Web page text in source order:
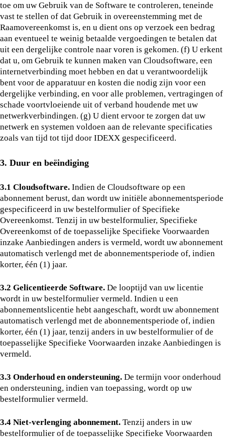
toe om uw Gebruik van de Software te controleren, teneinde
vast te stellen of dat Gebruik in overeenstemming met de
Raamovereenkomst is, en u dient ons op verzoek een bedrag
aan eventueel te weinig betaalde vergoedingen te betalen dat
uit een dergelijke controle naar voren is gekomen. (f) U erkent
dat u, om Gebruik te kunnen maken van Cloudsoftware, een
internetverbinding moet hebben en dat u verantwoordelijk
bent voor de apparatuur en kosten die nodig zijn voor een
dergelijke verbinding, en voor alle problemen, vertragingen of
schade voortvloeiende uit of verband houdende met uw
netwerkverbindingen. (g) U dient ervoor te zorgen dat uw
netwerk en systemen voldoen aan de relevante specificaties
zoals van tijd tot tijd door IDEXX gespecificeerd.
3. Duur en beëindiging
3.1 Cloudsoftware. Indien de Cloudsoftware op een
abonnement berust, dan wordt uw initiële abonnementsperiode
gespecificeerd in uw bestelformulier of Specifieke
Overeenkomst. Tenzij in uw bestelformulier, Specifieke
Overeenkomst of de toepasselijke Specifieke Voorwaarden
inzake Aanbiedingen anders is vermeld, wordt uw abonnement
automatisch verlengd met de abonnementsperiode of, indien
korter, één (1) jaar.
3.2 Gelicentieerde Software. De looptijd van uw licentie
wordt in uw bestelformulier vermeld. Indien u een
abonnementslicentie hebt aangeschaft, wordt uw abonnement
automatisch verlengd met de abonnementsperiode of, indien
korter, één (1) jaar, tenzij anders in uw bestelformulier of de
toepasselijke Specifieke Voorwaarden inzake Aanbiedingen is
vermeld.
3.3 Onderhoud en ondersteuning. De termijn voor onderhoud
en ondersteuning, indien van toepassing, wordt op uw
bestelformulier vermeld.
3.4 Niet-verlenging abonnement. Tenzij anders in uw
bestelformulier of de toepasselijke Specifieke Voorwaarden